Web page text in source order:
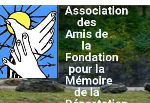
Association
des
Amis de
la
Fondation
pour la
Mémoire
de la